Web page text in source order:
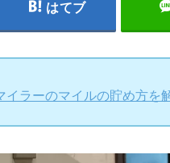
はてブ
ラーのマイルの貯め方を